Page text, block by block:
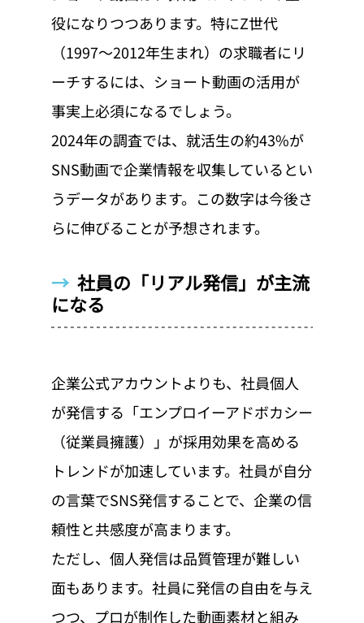
役になりつつあります。特にZ世代
（1997〜2012年生まれ）の求職者にリ
ーチするには、ショート動画の活用が
事実上必須になるでしょう。
2024年の調査では、就活生の約43%が
SNS動画で企業情報を収集しているとい
うデータがあります。この数字は今後さ
らに伸びることが予想されます。
→ 社員の「リアル発信」が主流
になる
企業公式アカウントよりも、社員個人
が発信する「エンプロイーアドボカシー
（従業員擁護）」が採用効果を高める
トレンドが加速しています。社員が自分
の言葉でSNS発信することで、企業の信
頼性と共感度が高まります。
ただし、個人発信は品質管理が難しい
面もあります。社員に発信の自由を与え
つつ、プロが制作した動画素材と組み